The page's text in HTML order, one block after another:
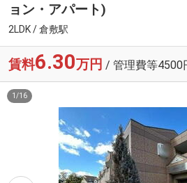
ョン・アパート)
2LDK / 倉敷駅
賃料6.30万円 / 管理費等4500
1 /16